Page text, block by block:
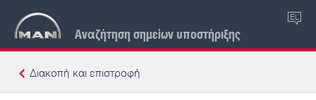
Αναζήτηση σημείων υποστήριξης
EL
Διακοπή και επιστροφή